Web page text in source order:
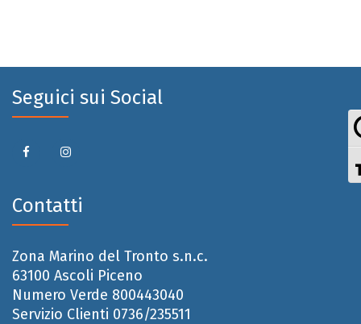
Seguici sui Social
Contatti
Zona Marino del Tronto s.n.c.
63100 Ascoli Piceno
Numero Verde 800443040
Servizio Clienti 0736/235511